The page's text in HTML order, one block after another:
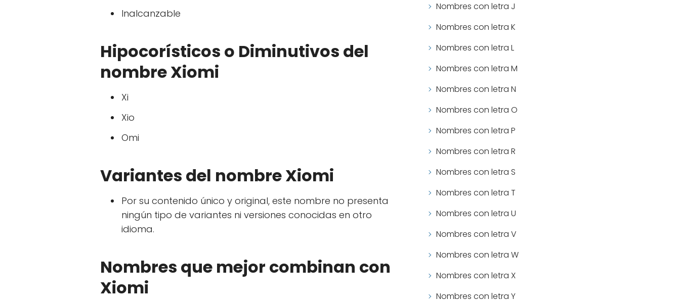
Inalcanzable
Hipocorísticos o Diminutivos del
nombre Xiomi
Xi
Xio
Omi
Variantes del nombre Xiomi
Por su contenido único y original, este nombre no presenta
ningún tipo de variantes ni versiones conocidas en otro
idioma.
Nombres que mejor combinan con
Xiomi
Nombres con letra J
Nombres con letra K
Nombres con letra L
Nombres con letra M
Nombres con letra N
Nombres con letra O
Nombres con letra P
Nombres con letra R
Nombres con letra S
Nombres con letra T
Nombres con letra U
Nombres con letra V
Nombres con letra W
Nombres con letra X
Nombres con letra Y